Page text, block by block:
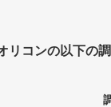
リコンの以下の